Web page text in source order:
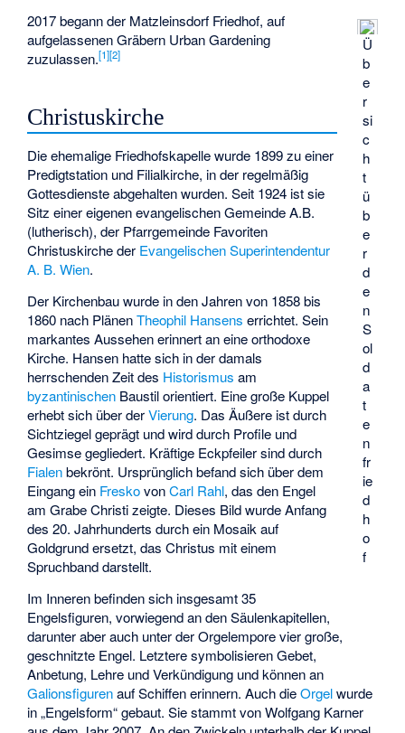
Ü
b
e
r
si
c
h
t
ü
b
e
r
d
e
n
S
ol
d
a
t
e
n
fr
ie
d
h
o
f
2017 begann der Matzleinsdorf Friedhof, auf
aufgelassenen Gräbern Urban Gardening
zuzulassen.[1][2]
Christuskirche
Die ehemalige Friedhofskapelle wurde 1899 zu einer
Predigtstation und Filialkirche, in der regelmäßig
Gottesdienste abgehalten wurden. Seit 1924 ist sie
Sitz einer eigenen evangelischen Gemeinde A.B.
(lutherisch), der Pfarrgemeinde Favoriten
Christuskirche der Evangelischen Superintendentur
A. B. Wien.
Der Kirchenbau wurde in den Jahren von 1858 bis
1860 nach PlänenTheophil Hansens errichtet. Sein
markantes Aussehen erinnert an eine orthodoxe
Kirche. Hansen hatte sich in der damals
herrschenden Zeit des Historismus am
byzantinischen Baustil orientiert. Eine große Kuppel
erhebt sich über derVierung. Das Äußere ist durch
Sichtziegel geprägt und wird durch Profile und
Gesimse gegliedert. Kräftige Eckpfeiler sind durch
Fialenbekrönt. Ursprünglich befand sich über dem
Eingang ein FreskovonCarl Rahl, das den Engel
am Grabe Christi zeigte. Dieses Bild wurde Anfang
des 20. Jahrhunderts durch ein Mosaik auf
Goldgrund ersetzt, das Christus mit einem
Spruchband darstellt.
Im Inneren befinden sich insgesamt 35
Engelsfiguren, vorwiegend an den Säulenkapitellen,
darunter aber auch unter der Orgelempore vier große,
geschnitzte Engel. Letztere symbolisieren Gebet,
Anbetung, Lehre und Verkündigung und können an
Galionsfigurenauf Schiffen erinnern. Auch dieOrgelwurde
in „Engelsform“ gebaut. Sie stammt vonWolfgang Karner